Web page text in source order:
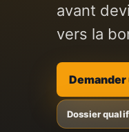
avant
vers la